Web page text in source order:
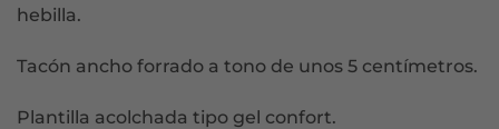
hebilla.
Tacón ancho forrado a tono de unos 5 centímetros.
Plantilla acolchada tipo gel confort.